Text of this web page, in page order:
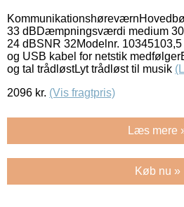
33 dBDæmpningsværdi medium
24 dBSNR 32Modelnr.
og USB kabel for netstik
og tal trådløstLyt trådløst til musik
2096 kr. (Vis fragtpris)
Læs mere
Køb nu »